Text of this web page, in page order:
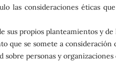
las consideraciones éticas
sus propios planteamientos y
que se somete a consideración
sobre personas y organizaciones